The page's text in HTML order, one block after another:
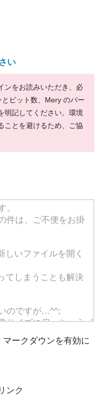
い
ンをお読みいただき、必
ビット数、Mery のバー
明記してください。環境
ことを避けるため、ご協
マークダウンを有効に
ンク